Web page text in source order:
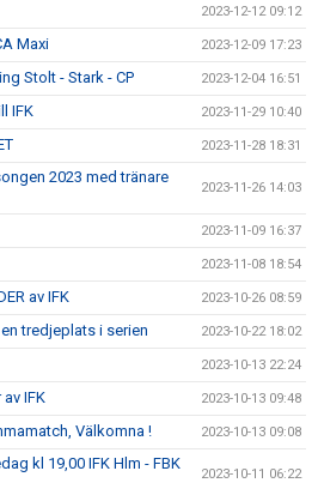
2023-12-12 09:12
Maxi 2023-12-09 17:23
Stolt - Stark - CP 2023-12-04 16:51
IFK 2023-11-29 10:40
2023-11-28 18:31
2023 med tränare
2023-11-26 14:03
2023-11-09 16:37
2023-11-08 18:54
av IFK 2023-10-26 08:59
tredjeplats i serien 2023-10-22 18:02
2023-10-13 22:24
IFK 2023-10-13 09:48
Välkomna ! 2023-10-13 09:08
kl 19,00 IFK Hlm - FBK
2023-10-11 06:22